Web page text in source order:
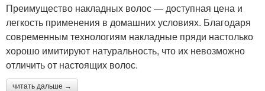
Преимущество накладных волос — доступная цена и
легкость применения в домашних условиях. Благодаря
современным технологиям накладные пряди настолько
хорошо имитируют натуральность, что их невозможно
отличить от настоящих волос.
читать дальше →